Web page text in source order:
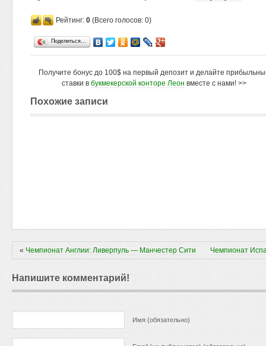
Рейтинг: 0 (Всего голосов: 0)
Поделиться…
Получите бонус до 100$ на первый депозит и делайте
ставки в букмекерской конторе Леон вместе с нами! >>
Похожие записи
« Чемпионат Англии: Ливерпуль — Манчестер Сити Чемпионат
Напишите комментарий!
Имя (обязательно)